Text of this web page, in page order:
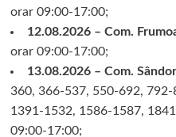
orar 09:00-17:00;
12.08.2026 – Com.
orar 09:00-17:00;
13.08.2026 – Com.
360, 366-537, 550-692,
1391-1532, 1586-1587,
09:00-17:00;